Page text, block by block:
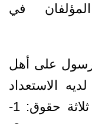
في
على أهل
الاستعداد
والقبول للإيمان به (ص) وهي ثلاثة حقوق: 1-